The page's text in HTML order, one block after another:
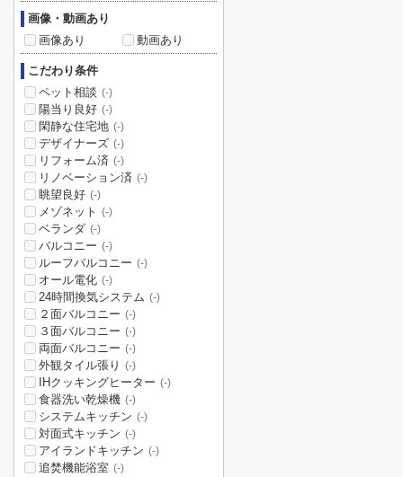
画像・動画あり
画像あり
動画あり
こだわり条件
ペット相談 (-)
陽当り良好 (-)
閑静な住宅地 (-)
デザイナーズ (-)
リフォーム済 (-)
リノベーション済 (-)
眺望良好 (-)
メゾネット (-)
ベランダ (-)
バルコニー (-)
ルーフバルコニー (-)
オール電化 (-)
24時間換気システム (-)
２面バルコニー (-)
３面バルコニー (-)
両面バルコニー (-)
外観タイル張り (-)
IHクッキングヒーター (-)
食器洗い乾燥機 (-)
システムキッチン (-)
対面式キッチン (-)
アイランドキッチン (-)
追焚機能浴室 (-)